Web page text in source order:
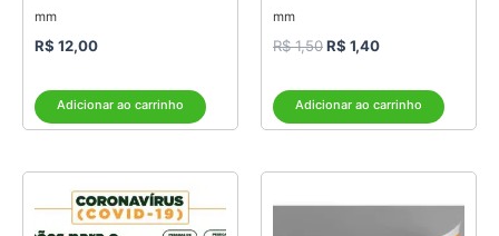
mm
R$ 12,00
Adicionar ao carrinho
mm
R$1,50R$ 1,40
Adicionar ao carrinho